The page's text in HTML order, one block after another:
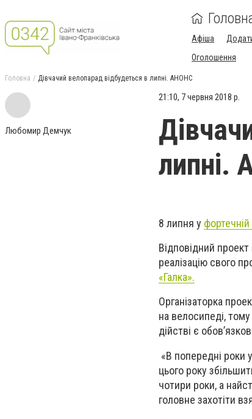
Афіша
Оголошення
Головна Дівчачий велопарад відбудеться в липні. АНОНС
Любомир Демчук
21:10, 7 червня 2018 р.
липні.
8 липня у фортечній
Відповідний
реалізацію свого
«Галка».
Організаторка
на велосипеді,
дійстві є
«В попередні роки
цього року
чотири роки, а
головне захотіти